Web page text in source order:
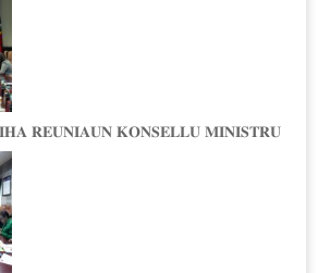
𝐑𝐄𝐔𝐍𝐈𝐀𝐔𝐍 𝐊𝐎𝐍𝐒𝐄𝐋𝐋𝐔 𝐌𝐈𝐍𝐈𝐒𝐓𝐑𝐔